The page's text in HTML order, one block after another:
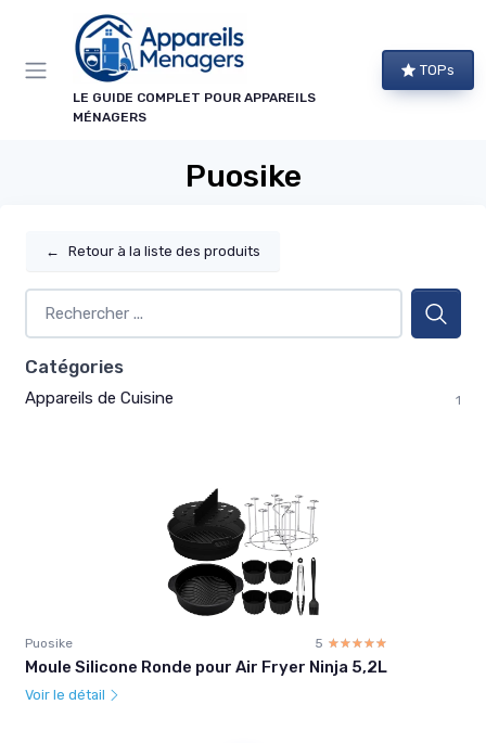
LE GUIDE COMPLET POUR APPAREILS
MÉNAGERS
TOPs
Puosike
← Retour à la liste des produits
Catégories
Appareils de Cuisine 1
Puosike 5 ☆☆☆☆☆
★★★★★
Moule Silicone Ronde pour Air Fryer Ninja 5,2L
Voir le détail
Panneau de gestion des cookies